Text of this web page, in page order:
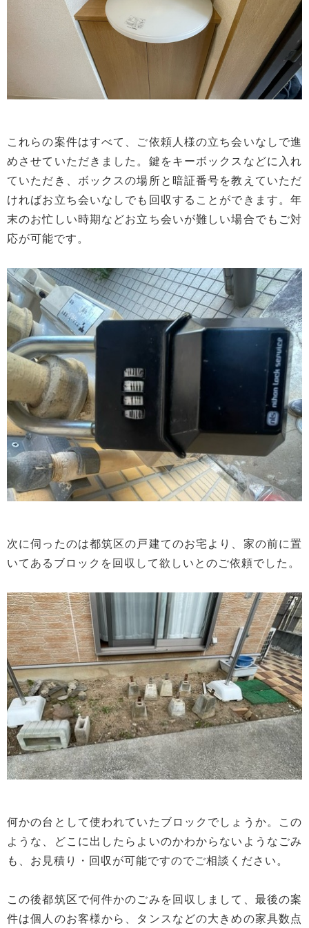
これらの案件はすべて、ご依頼人様の立ち会いなしで進
めさせていただきました。鍵をキーボックスなどに入れ
ていただき、ボックスの場所と暗証番号を教えていただ
ければお立ち会いなしでも回収することができます。年
末のお忙しい時期などお立ち会いが難しい場合でもご対
応が可能です。
次に伺ったのは都筑区の戸建てのお宅より、家の前に置
いてあるブロックを回収して欲しいとのご依頼でした。
何かの台として使われていたブロックでしょうか。この
ような、どこに出したらよいのかわからないようなごみ
も、お見積り・回収が可能ですのでご相談ください。
この後都筑区で何件かのごみを回収しまして、最後の案
件は個人のお客様から、タンスなどの大きめの家具数点